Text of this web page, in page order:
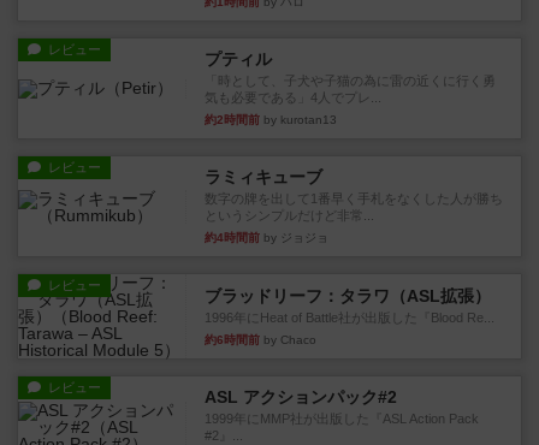
レビュー プティル
「時として、子犬や子猫の為に雷の近くに行く勇
気も必要である」4人でプレ...
約2時間前 by kurotan13
レビュー ラミィキューブ
数字の牌を出して1番早く手札をなくした人が勝ち
というシンプルだけど非常...
約4時間前 by ジョジョ
レビュー
ブラッドリーフ：タラワ（ASL拡張）
1996年にHeat of Battle社が出版した『Blood Re...
約6時間前 by Chaco
レビュー ASL アクションパック#2
1999年にMMP社が出版した『ASL Action Pack
#2』...